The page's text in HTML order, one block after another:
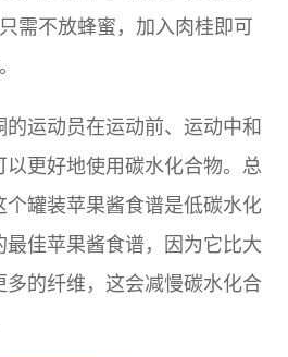
需不放蜂蜜，加入肉桂即可
的运动员在运动前、运动中和
以更好地使用碳水化合物。总
个罐装苹果酱食谱是低碳水化
最佳苹果酱食谱，因为它比大
多的纤维，这会减慢碳水化合